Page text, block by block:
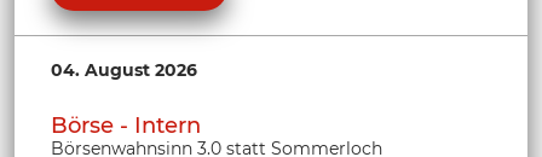
04. August 2026
Börse - Intern
Börsenwahnsinn 3.0 statt Sommerloch